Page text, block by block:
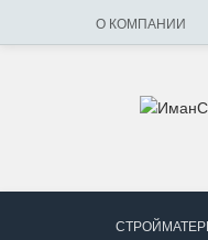
О КОМПАНИИ